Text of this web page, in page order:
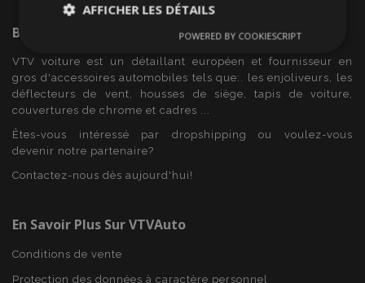
Bienvenue Sur
VTV voiture est un détaillant européen et fournisseur en
gros d'accessoires automobiles tels que:. les enjoliveurs, les
déflecteurs de vent, housses de siège, tapis de voiture,
couvertures de chrome et cadres ...
Êtes-vous intéressé par dropshipping ou voulez-vous
devenir notre partenaire?
Contactez-nous dès aujourd'hui!
En Savoir Plus Sur VTVAuto
Conditions de vente
Protection des données à caractère personnel
AFFICHER LES DÉTAILS
nécessaires
Performance Ciblage
Strictement nécessaires
POWERED BY COOKIESCRIPT